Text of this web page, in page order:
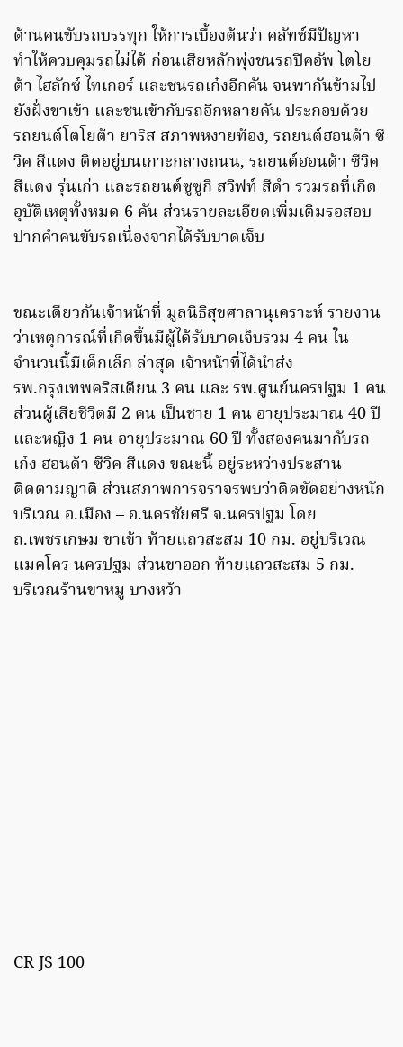
ด้านคนขับรถบรรทุก ให้การเบื้องต้นว่า คลัทช์มีปัญหา
ทำให้ควบคุมรถไม่ได้ ก่อนเสียหลักพุ่งชนรถปิคอัพ โตโย
ต้า ไฮลักซ์ ไทเกอร์ และชนรถเก๋งอีกคัน จนพากันข้ามไป
ยังฝั่งขาเข้า และชนเข้ากับรถอีกหลายคัน ประกอบด้วย
รถยนต์โตโยต้า ยาริส สภาพหงายท้อง, รถยนต์ฮอนด้า ซี
วิค สีแดง ติดอยู่บนเกาะกลางถนน, รถยนต์ฮอนด้า ซีวิค
สีแดง รุ่นเก่า และรถยนต์ซูซูกิ สวิฟท์ สีดำ รวมรถที่เกิด
อุบัติเหตุทั้งหมด 6 คัน ส่วนรายละเอียดเพิ่มเติมรอสอบ
ปากคำคนขับรถเนื่องจากได้รับบาดเจ็บ
ขณะเดียวกันเจ้าหน้าที่ มูลนิธิสุขศาลานุเคราะห์ รายงาน
ว่าเหตุการณ์ที่เกิดขึ้นมีผู้ได้รับบาดเจ็บรวม 4 คน ใน
จำนวนนี้มีเด็กเล็ก ล่าสุด เจ้าหน้าที่ได้นำส่ง
รพ.กรุงเทพคริสเตียน 3 คน และ รพ.ศูนย์นครปฐม 1 คน
ส่วนผู้เสียชีวิตมี 2 คน เป็นชาย 1 คน อายุประมาณ 40 ปี
และหญิง 1 คน อายุประมาณ 60 ปี ทั้งสองคนมากับรถ
เก๋ง ฮอนด้า ซีวิค สีแดง ขณะนี้ อยู่ระหว่างประสาน
ติดตามญาติ ส่วนสภาพการจราจรพบว่าติดขัดอย่างหนัก
บริเวณ อ.เมือง – อ.นครชัยศรี จ.นครปฐม โดย
ถ.เพชรเกษม ขาเข้า ท้ายแถวสะสม 10 กม. อยู่บริเวณ
แมคโคร นครปฐม ส่วนขาออก ท้ายแถวสะสม 5 กม.
บริเวณร้านขาหมู บางหว้า
CR JS 100